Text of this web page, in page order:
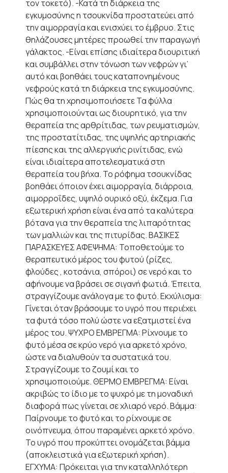
τον τοκετό). -Κατά τη διάρκεια της
εγκυμοσύνης η τσουκνίδα προστατεύει από
την αιμορραγία και ενισχύει το έμβρυο. Στις
θηλάζουσες μητέρες προωθεί την παραγωγή
γάλακτος. -Είναι επίσης ιδιαίτερα διουριτική
και συμβάλλει στην τόνωση των νεφρών γι’
αυτό και βοηθάει τους καταπονημένους
νεφρούς κατά τη διάρκεια της εγκυμοσύνης.
Πώς θα τη χρησιμοποιήσετε Τα φύλλα
χρησιμοποιούνται ως διουρητικό, για την
θεραπεία της αρθρίτιδας, των ρευματισμών,
της προστατίτιδας, της υψηλής αρτηριακής
πίεσης και της αλλεργικής ρινίτιδας, ενώ
είναι ιδιαίτερα αποτελεσματικά στη
θεραπεία του βήχα. Το ρόφημα τσουκνίδας
βοηθάει όποιον έχει αιμορραγία, διάρροια,
αιμορροΐδες, υψηλό ουρικό οξύ, έκζεμα. Για
εξωτερική χρήση είναι ένα από τα καλύτερα
βότανα για την θεραπεία της λιπαρότητας
των μαλλιών και της πιτυρίδας. ΒΑΣΙΚΕΣ
ΠΑΡΑΣΚΕΥΕΣ ΑΦΕΨΗΜΑ: Τοποθετούμε το
θεραπευτικό μέρος του φυτού (ρίζες,
φλούδες , κοτσάνια, σπόροι) σε νερό και το
αφήνουμε να βράσει σε σιγανή φωτιά. Έπειτα,
στραγγίζουμε ανάλογα με το φυτό. Εκχύλισμα:
Γίνεται όταν βράσουμε το υγρό που περιέχει
τα φυτά τόσο πολύ ώστε να εξατμιστεί ένα
μέρος του. ΨΥΧΡΟ ΕΜΒΡΕΓΜΑ: Ρίχνουμε το
φυτό μέσα σε κρύο νερό για αρκετό χρόνο,
ώστε να διαλυθούν τα συστατικά του.
Στραγγίζουμε το ζουμί και το
χρησιμοποιούμε. ΘΕΡΜΟ ΕΜΒΡΕΓΜΑ: Είναι
ακριβώς το ίδιο με το ψυχρό με τη μοναδική
διαφορά πως γίνεται σε χλιαρό νερό. Βάμμα:
Παίρνουμε το φυτό και το ρίχνουμε σε
οινόπνευμα, όπου παραμένει αρκετό χρόνο.
Το υγρό που προκύπτει ονομάζεται βάμμα
(αποκλειστικά για εξωτερική χρήση).
ΕΓΧΥΜΑ: Πρόκειται για την καταλληλότερη